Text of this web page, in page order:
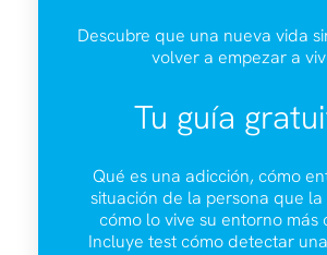
Descubre que una nueva vida
volver a empezar a
Tu guía
Qué es una adicción, cómo
situación de la persona que
cómo lo vive su entorno más
Incluye test cómo detectar